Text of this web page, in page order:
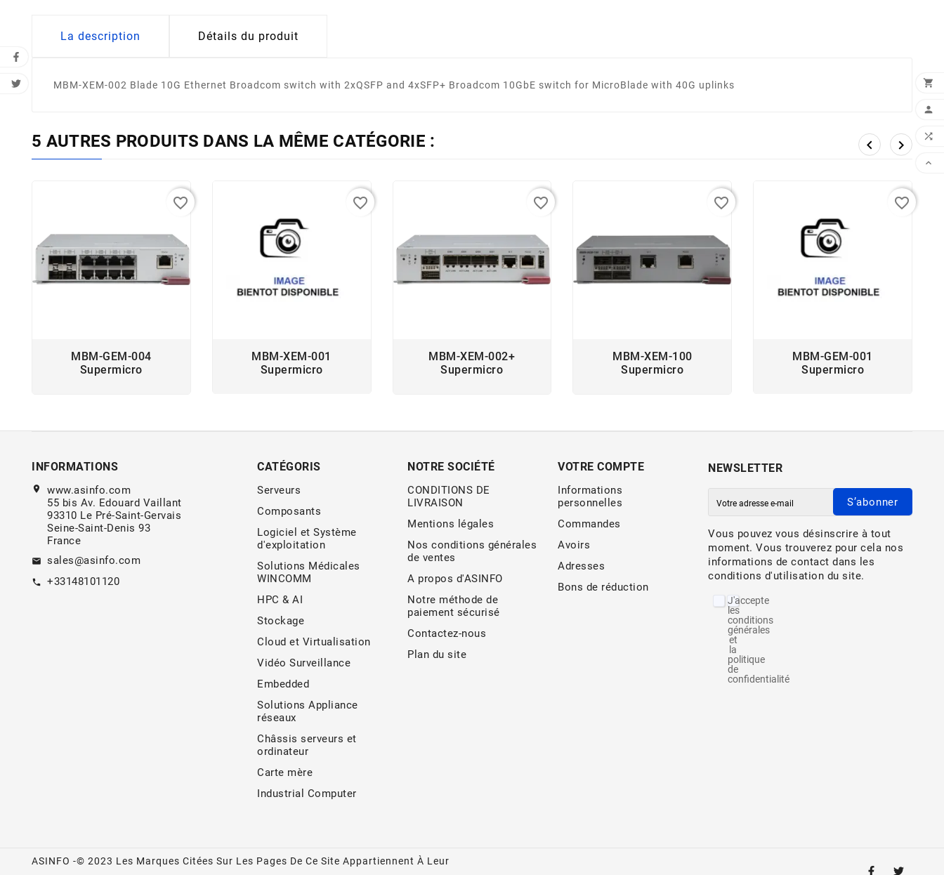
La description Détails du produit
MBM-XEM-002 Blade 10G Ethernet Broadcom switch with 2xQSFP and 4xSFP+ Broadcom 10GbE switch for MicroBlade with 40G uplinks
5 AUTRES PRODUITS DANS LA MÊME CATÉGORIE :  
MBM-GEM-004
Supermicro
favorite_border
MBM-XEM-001
Supermicro
favorite_border
MBM-XEM-002+
Supermicro
favorite_border
MBM-XEM-100
Supermicro
favorite_border
MBM-GEM-001
Supermicro
favorite_border
INFORMATIONS
location_on
www.asinfo.com
55 bis Av. Edouard Vaillant
93310 Le Pré-Saint-Gervais
Seine-Saint-Denis 93
France
email sales@asinfo.com
call +33148101120
CATÉGORIS
Serveurs
Composants
Logiciel et Système
d'exploitation
Solutions Médicales
WINCOMM
HPC & AI
Stockage
Cloud et Virtualisation
Vidéo Surveillance
Embedded
Solutions Appliance
réseaux
Châssis serveurs et
ordinateur
Carte mère
Industrial Computer
NOTRE SOCIÉTÉ
CONDITIONS DE
LIVRAISON
Mentions légales
Nos conditions générales
de ventes
A propos d'ASINFO
Notre méthode de
paiement sécurisé
Contactez-nous
Plan du site
VOTRE COMPTE
Informations
personnelles
Commandes
Avoirs
Adresses
Bons de réduction
NEWSLETTER
S’abonner
Vous pouvez vous désinscrire à tout
moment. Vous trouverez pour cela nos
informations de contact dans les
conditions d'utilisation du site.
J'accepte
les
conditions
générales
et
la
politique
de
confidentialité




ASINFO -© 2023 Les Marques Citées Sur Les Pages De Ce Site Appartiennent À Leur